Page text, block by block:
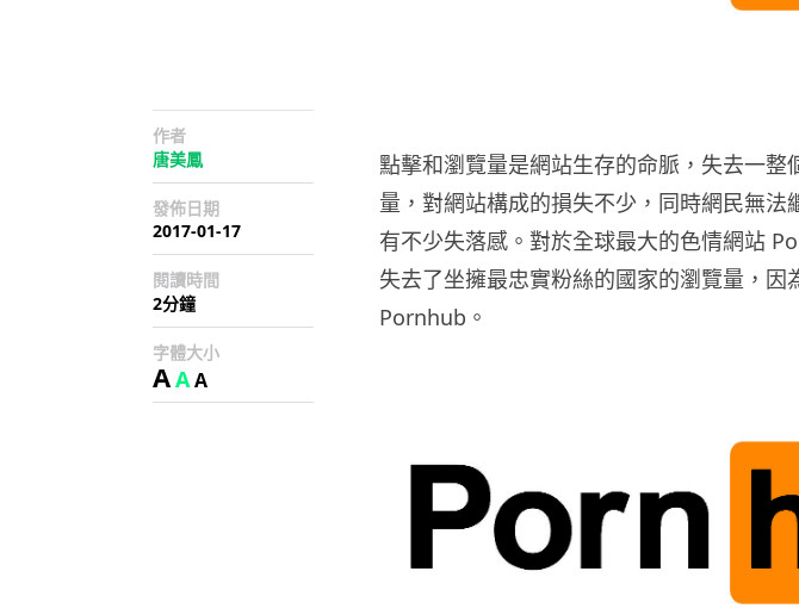
作者
唐美鳳
發佈日期
2017-01-17
閱讀時間
2分鐘
字體大小
AAA
點擊和瀏覽量是網站生存的命脈，失去一整
量，對網站構成的損失不少，同時網民無法
有不少失落感。對於全球最大的色情網站
失去了坐擁最忠實粉絲的國家的瀏覽量，因
Pornhub。